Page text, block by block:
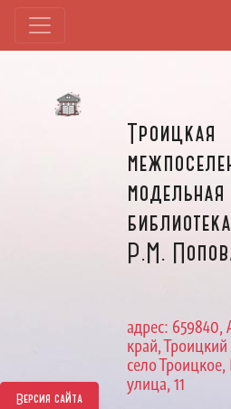
Версия сайта
Троицкая
модельная
Р.М.
адрес: 659840,
край,
село
улица, 11